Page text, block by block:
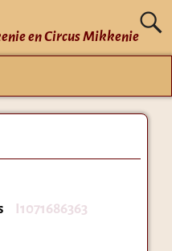
en Circus Mikkenie
I1071686363